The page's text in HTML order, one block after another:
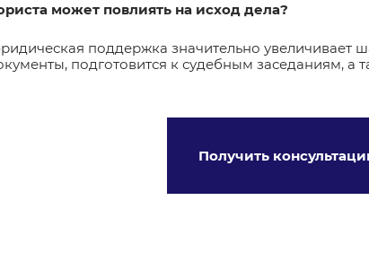
может повлиять на исход дела?
поддержка значительно увеличивает
подготовится к судебным заседаниям, а
Получить